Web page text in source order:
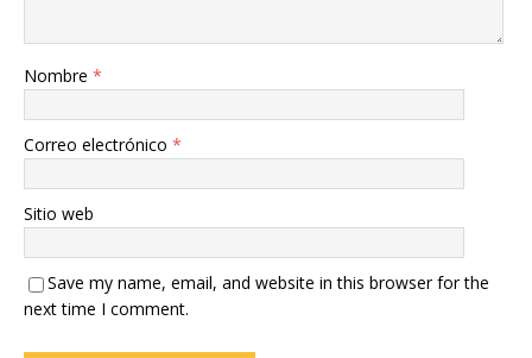
Nombre *
Correo electrónico *
Sitio web
Save my name, email, and website in this browser for the
next time I comment.